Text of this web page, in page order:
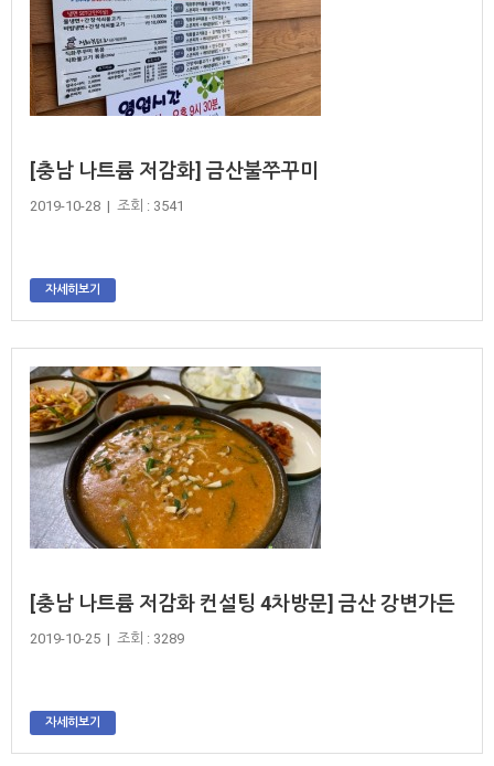
[충남 나트륨 저감화] 금산불쭈꾸미
2019-10-28 | 조회 : 3541
자세히보기
[충남 나트륨 저감화 컨설팅 4차방문] 금산 강변가든
2019-10-25 | 조회 : 3289
자세히보기